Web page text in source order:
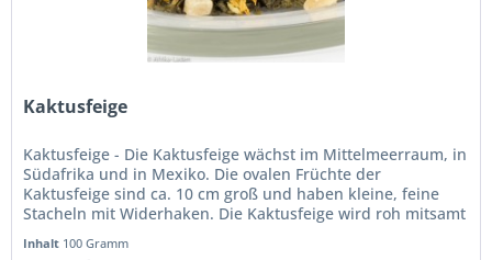
Kaktusfeige
Kaktusfeige - Die Kaktusfeige wächst im Mittelmeerraum, in
Südafrika und in Mexiko. Die ovalen Früchte der
Kaktusfeige sind ca. 10 cm groß und haben kleine, feine
Stacheln mit Widerhaken. Die Kaktusfeige wird roh mitsamt
Inhalt 100 Gramm